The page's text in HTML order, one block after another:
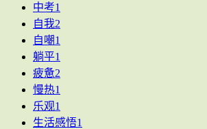
中考1
自我2
自嘲1
躺平1
疲惫2
慢热1
乐观1
生活感悟1